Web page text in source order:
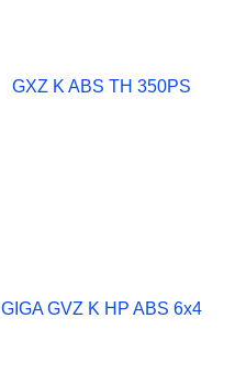
GXZ K ABS TH 350PS
GIGA GVZ K HP ABS 6x4